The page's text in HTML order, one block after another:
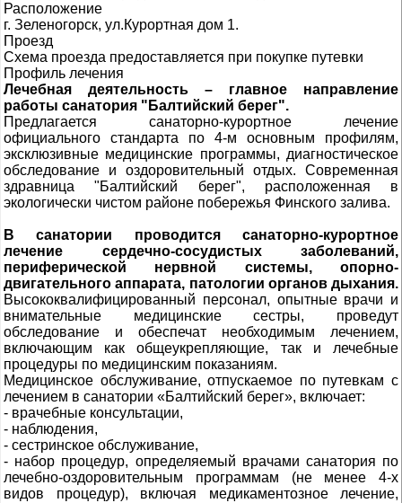
Расположение
г. Зеленогорск, ул.Курортная дом 1.
Проезд
Схема проезда предоставляется при покупке путевки
Профиль лечения
Лечебная деятельность – главное направление
работы санатория "Балтийский берег".
Предлагается санаторно-курортное лечение
официального стандарта по 4-м основным профилям,
эксклюзивные медицинские программы, диагностическое
обследование и оздоровительный отдых. Современная
здравница "Балтийский берег", расположенная в
экологически чистом районе побережья Финского залива.
В санатории проводится санаторно-курортное
лечение сердечно-сосудистых заболеваний,
периферической нервной системы, опорно-
двигательного аппарата, патологии органов дыхания.
Высококвалифицированный персонал, опытные врачи и
внимательные медицинские сестры, проведут
обследование и обеспечат необходимым лечением,
включающим как общеукрепляющие, так и лечебные
процедуры по медицинским показаниям.
Медицинское обслуживание, отпускаемое по путевкам с
лечением в санатории «Балтийский берег», включает:
- врачебные консультации,
- наблюдения,
- сестринское обслуживание,
- набор процедур, определяемый врачами санатория по
лечебно-оздоровительным программам (не менее 4-х
видов процедур), включая медикаментозное лечение,